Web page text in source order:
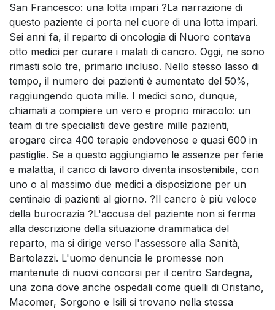
San Francesco: una lotta impari ?La narrazione di
questo paziente ci porta nel cuore di una lotta impari.
Sei anni fa, il reparto di oncologia di Nuoro contava
otto medici per curare i malati di cancro. Oggi, ne sono
rimasti solo tre, primario incluso. Nello stesso lasso di
tempo, il numero dei pazienti è aumentato del 50%,
raggiungendo quota mille. I medici sono, dunque,
chiamati a compiere un vero e proprio miracolo: un
team di tre specialisti deve gestire mille pazienti,
erogare circa 400 terapie endovenose e quasi 600 in
pastiglie. Se a questo aggiungiamo le assenze per ferie
e malattia, il carico di lavoro diventa insostenibile, con
uno o al massimo due medici a disposizione per un
centinaio di pazienti al giorno. ?Il cancro è più veloce
della burocrazia ?L'accusa del paziente non si ferma
alla descrizione della situazione drammatica del
reparto, ma si dirige verso l'assessore alla Sanità,
Bartolazzi. L'uomo denuncia le promesse non
mantenute di nuovi concorsi per il centro Sardegna,
una zona dove anche ospedali come quelli di Oristano,
Macomer, Sorgono e Isili si trovano nella stessa